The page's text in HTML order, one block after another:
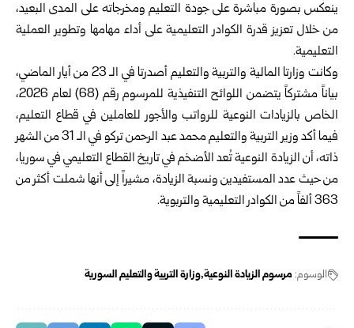
ينعكس بصورة مباشرة على جودة التعليم ومخرجاته ‏على المدى البعيد،
من خلال تعزيز قدرة الكوادر التعليمية على ‏أداء مهامها وتطوير العملية
التعليمية‎.‎
وكانت وزارتا المالية والتربية ‏والتعليم أصدرتا في الـ 23 من ‏أيار الماضي،
بياناً مشتركاً يتضمن اللوائح التنفيذية للمرسوم ‏رقم (68) لعام 2026،
الخاص بالزيادات ‏النوعية للرواتب ‏والأجور للعاملين في قطاع التعليم،
فيما أكد وزير التربية والتعليم ‏محمد عبد الرحمن تركو في ‏الـ 31 من الشهر
ذاته، ‏أن الزيادة النوعية تُعد الأضخم في ‏تاريخ القطاع التعليمي في ‏سوريا،
من حيث عدد المستفيدين ‏ونسبة الزيادة، مشيراً إلى أنها ‏شملت أكثر من
363 ألفاً من ‏الكوادر التعليمية والتربوية‎.‎
الوسوم: مرسوم الزيادة النوعية وزارة التربية والتعليم السورية